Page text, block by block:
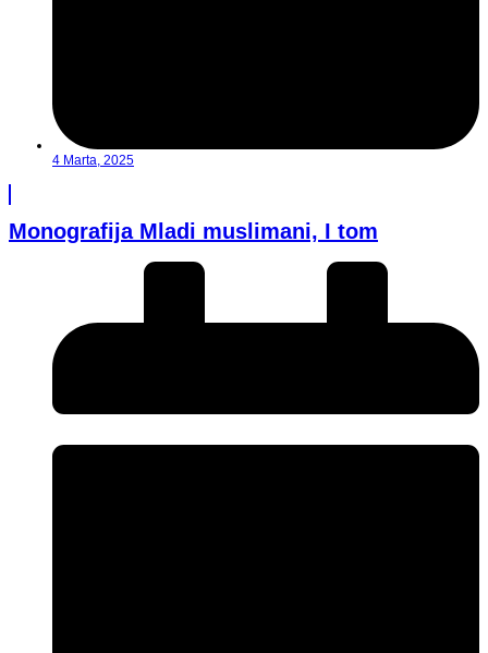
4 Marta, 2025
Monografija Mladi muslimani, I tom